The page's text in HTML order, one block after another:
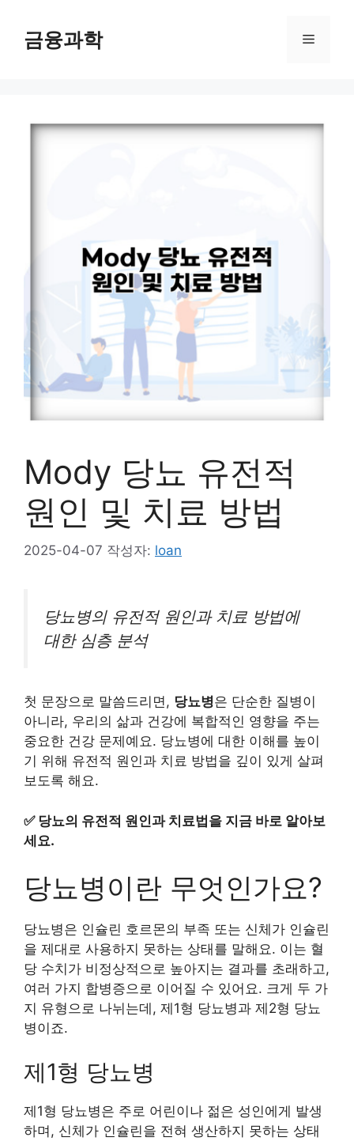
금융과학 메
Mody 당뇨 유전적
원인 및 치료 방법
2025-04-07 작성자: loan
당뇨병의 유전적 원인과 치료 방법에
대한 심층 분석
첫 문장으로 말씀드리면, 당뇨병은 단순한 질병이
아니라, 우리의 삶과 건강에 복합적인 영향을 주는
중요한 건강 문제예요. 당뇨병에 대한 이해를 높이
기 위해 유전적 원인과 치료 방법을 깊이 있게 살펴
보도록 해요.
✅ 당뇨의 유전적 원인과 치료법을 지금 바로 알아보
세요.
당뇨병이란 무엇인가요?
당뇨병은 인슐린 호르몬의 부족 또는 신체가 인슐린
을 제대로 사용하지 못하는 상태를 말해요. 이는 혈
당 수치가 비정상적으로 높아지는 결과를 초래하고,
여러 가지 합병증으로 이어질 수 있어요. 크게 두 가
지 유형으로 나뉘는데, 제1형 당뇨병과 제2형 당뇨
병이죠.
제1형 당뇨병
제1형 당뇨병은 주로 어린이나 젊은 성인에게 발생
하며, 신체가 인슐린을 전혀 생산하지 못하는 상태